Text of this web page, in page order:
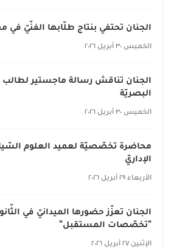
الجنان تحتفي بنتاج طلّابها الفنّيّ
الخميس ٣٠ أبريل ٢٠٢٦
الجنان تناقش رسالة ماجستير لطالب
البصريّة
الخميس ٣٠ أبريل ٢٠٢٦
محاضرة تخصّصيّة لعميد العلوم
الإداريّ
الأربعاء ٢٩ أبريل ٢٠٢٦
الجنان تعزّز حضورها الميدانيّ في
"تخصّصات المستقبل"
الإثنين ٢٧ أبريل ٢٠٢٦